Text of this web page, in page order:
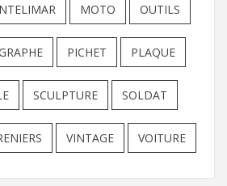
MOTO OUTILS
PICHET PLAQUE
SCULPTURE SOLDAT
VINTAGE VOITURE